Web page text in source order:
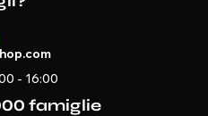
- 16:00
famiglie